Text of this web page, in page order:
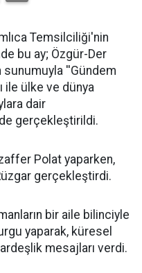
Temsilciliği'nin
bu ay; Özgür-Der
sunumuyla ''Gündem
ile ülke ve dünya
dair
gerçekleştirildi.
Polat yaparken,
gerçekleştirdi.
bir aile bilinciyle
yaparak, küresel
mesajları verdi.